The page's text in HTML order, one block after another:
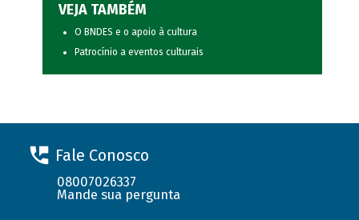
VEJA TAMBÉM
O BNDES e o apoio à cultura
Patrocínio a eventos culturais
Fale Conosco
08007026337
Mande sua pergunta